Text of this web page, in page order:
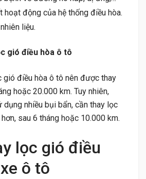
hoạt động của hệ thống điều hòa.
liệu.
gió điều hòa ô tô
gió điều hòa ô tô nên được thay
hoặc 20.000 km. Tuy nhiên,
nhiều bụi bẩn, cần thay lọc
sau 6 tháng hoặc 10.000 km.
lọc gió điều
ô tô